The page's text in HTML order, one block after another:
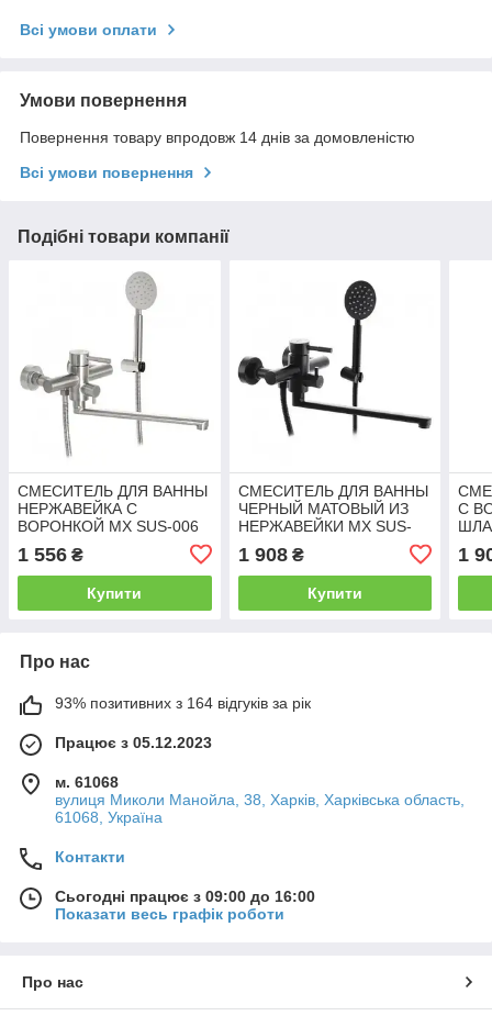
Всі умови оплати
Умови повернення
Повернення товару впродовж 14 днів за домовленістю
Всі умови повернення
Подібні товари компанії
СМЕСИТЕЛЬ ДЛЯ ВАННЫ
НЕРЖАВЕЙКА С
ВОРОНКОЙ MX SUS-006
1 556 ₴
Купити
СМЕСИТЕЛЬ ДЛЯ ВАННЫ
ЧЕРНЫЙ МАТОВЫЙ ИЗ
НЕРЖАВЕЙКИ MX SUS-
1 908₴
Купити
С
006
1
Про нас
93% позитивних з 164 відгуків за рік
Працює з 05.12.2023
м. 61068
вулиця Миколи Манойла, 38, Харків, Харківська область,
61068, Україна
Контакти
Сьогодні працює з 09:00 до 16:00
Показати весь графік роботи
Про нас